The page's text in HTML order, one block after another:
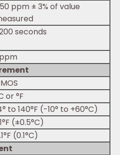
ppm ± 3% of value
seconds
or °F
to 140°F (-10° to +60°C)
(±0.5°C)
(0.1°C)